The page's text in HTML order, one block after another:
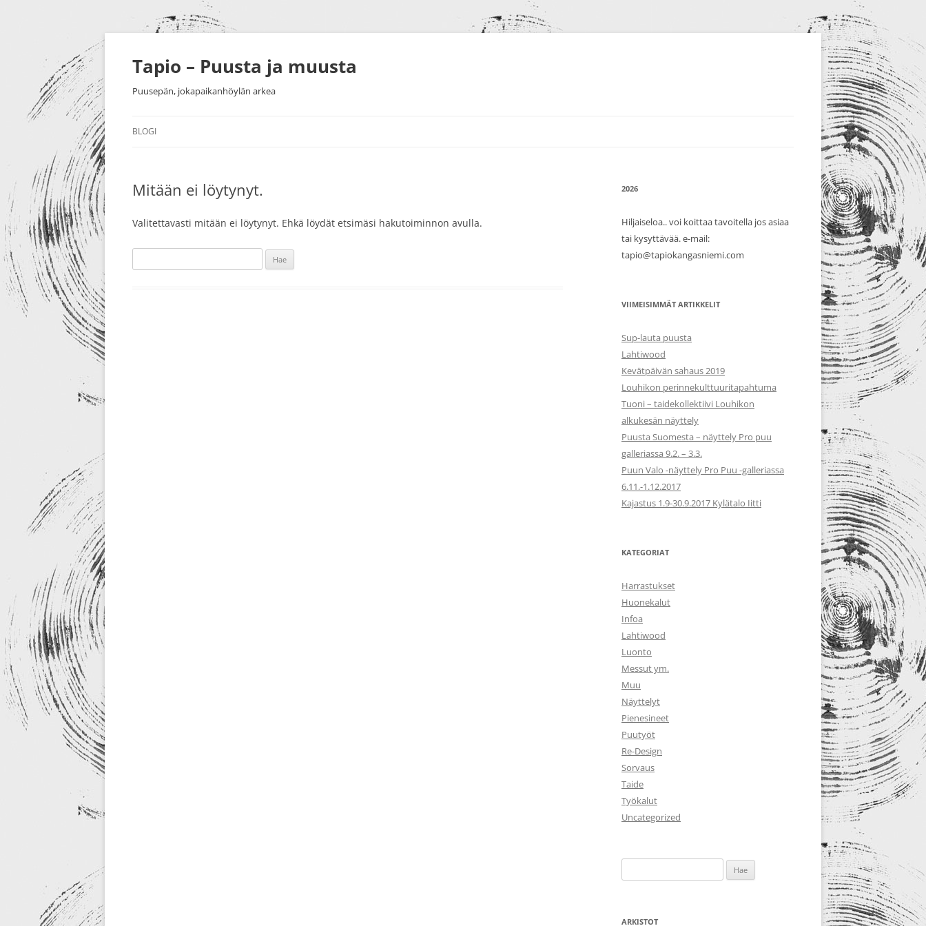
Siirry
Tapio – Puusta ja muusta
Puusepän, jokapaikanhöylän arkea
BLOGI
PUUTYÖT
PIENESINEET
TAIDE
HARRASTUKSET
Mitään ei löytynyt.
Valitettavasti mitään ei löytynyt. Ehkä löydät etsimäsi hakutoiminnon avulla.
2026
Hiljaiseloa.. voi koittaa tavoitella jos asiaa
tai kysyttävää. e-mail:
tapio@tapiokangasniemi.com
VIIMEISIMMÄT ARTIKKELIT
Sup-lauta puusta
Lahtiwood
Kevätpäivän sahaus 2019
Louhikon perinnekulttuuritapahtuma
Tuoni – taidekollektiivi Louhikon
alkukesän näyttely
Puusta Suomesta – näyttely Pro puu
galleriassa 9.2. – 3.3.
Puun Valo -näyttely Pro Puu -galleriassa
6.11.-1.12.2017
Kajastus 1.9-30.9.2017 Kylätalo Iitti
KATEGORIAT
Harrastukset
Huonekalut
Infoa
Lahtiwood
Luonto
Messut ym.
Muu
Näyttelyt
Pienesineet
Puutyöt
Re-Design
Sorvaus
Taide
Työkalut
Uncategorized
ARKISTOT